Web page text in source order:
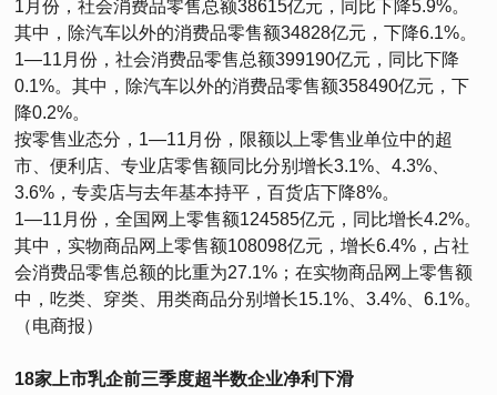
1月份，社会消费品零售总额38615亿元，同比下降5.9%。
其中，除汽车以外的消费品零售额34828亿元，下降6.1%。
1—11月份，社会消费品零售总额399190亿元，同比下降
0.1%。其中，除汽车以外的消费品零售额358490亿元，下
降0.2%。
按零售业态分，1—11月份，限额以上零售业单位中的超
市、便利店、专业店零售额同比分别增长3.1%、4.3%、
3.6%，专卖店与去年基本持平，百货店下降8%。
1—11月份，全国网上零售额124585亿元，同比增长4.2%。
其中，实物商品网上零售额108098亿元，增长6.4%，占社
会消费品零售总额的比重为27.1%；在实物商品网上零售额
中，吃类、穿类、用类商品分别增长15.1%、3.4%、6.1%。
（电商报）
18家上市乳企前三季度超半数企业净利下滑